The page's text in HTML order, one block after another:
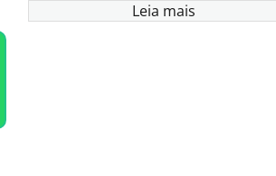
Leia mais